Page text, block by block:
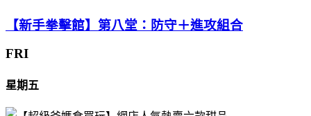
【新手拳擊館】第八堂：防守＋進攻組合
FRI
星期五